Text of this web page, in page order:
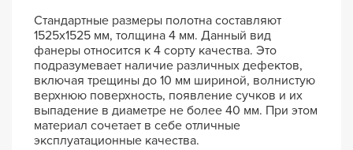
Стандартные размеры полотна составляют
1525х1525 мм, толщина 4 мм. Данный вид
фанеры относится к 4 сорту качества. Это
подразумевает наличие различных дефектов,
включая трещины до 10 мм шириной, волнистую
верхнюю поверхность, появление сучков и их
выпадение в диаметре не более 40 мм. При этом
материал сочетает в себе отличные
эксплуатационные качества.